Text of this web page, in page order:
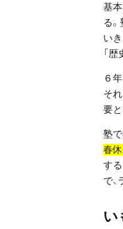
基
る
い
「
６
そ
要と
塾
春休
す
で
い